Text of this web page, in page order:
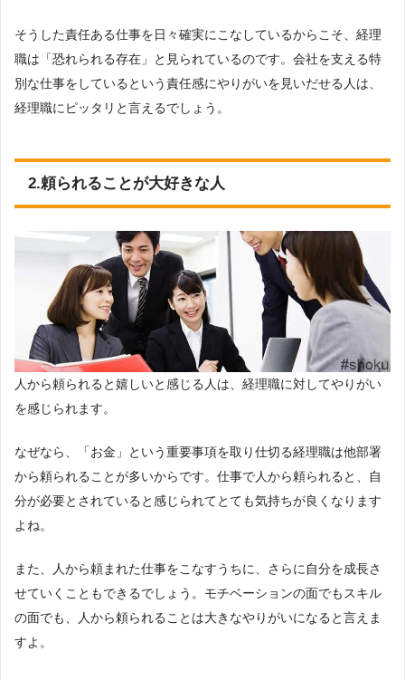
そうした責任ある仕事を日々確実にこなしているからこそ、経理
職は「恐れられる存在」と見られているのです。会社を支える特
別な仕事をしているという責任感にやりがいを見いだせる人は、
経理職にピッタリと言えるでしょう。
2.頼られることが大好きな人
人から頼られると嬉しいと感じる人は、経理職に対してやりがい
を感じられます。
なぜなら、「お金」という重要事項を取り仕切る経理職は他部署
から頼られることが多いからです。仕事で人から頼られると、自
分が必要とされていると感じられてとても気持ちが良くなります
よね。
また、人から頼まれた仕事をこなすうちに、さらに自分を成長さ
せていくこともできるでしょう。モチベーションの面でもスキル
の面でも、人から頼られることは大きなやりがいになると言えま
すよ。